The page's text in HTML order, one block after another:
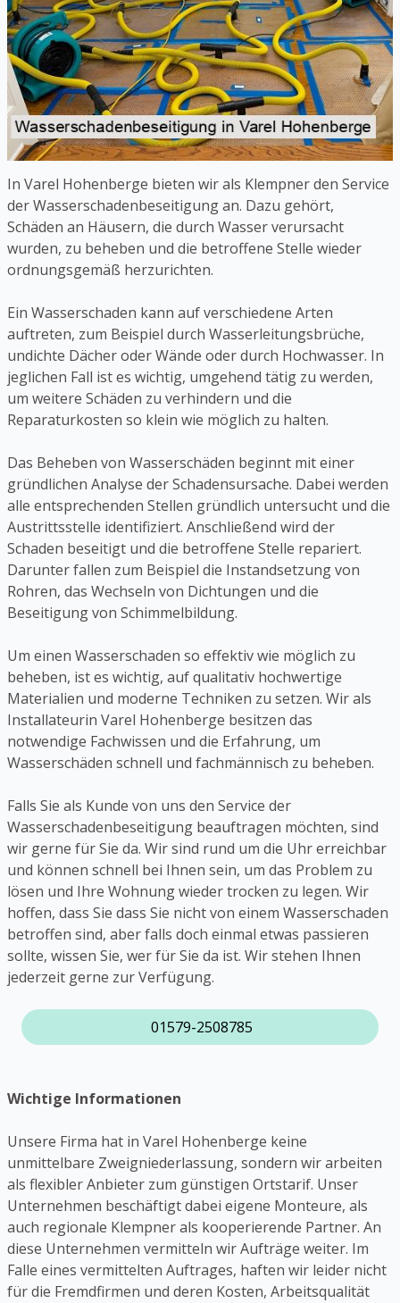
In Varel Hohenberge bieten wir als Klempner den Service
der Wasserschadenbeseitigung an. Dazu gehört,
Schäden an Häusern, die durch Wasser verursacht
wurden, zu beheben und die betroffene Stelle wieder
ordnungsgemäß herzurichten.
Ein Wasserschaden kann auf verschiedene Arten
auftreten, zum Beispiel durch Wasserleitungsbrüche,
undichte Dächer oder Wände oder durch Hochwasser. In
jeglichen Fall ist es wichtig, umgehend tätig zu werden,
um weitere Schäden zu verhindern und die
Reparaturkosten so klein wie möglich zu halten.
Das Beheben von Wasserschäden beginnt mit einer
gründlichen Analyse der Schadensursache. Dabei werden
alle entsprechenden Stellen gründlich untersucht und die
Austrittsstelle identifiziert. Anschließend wird der
Schaden beseitigt und die betroffene Stelle repariert.
Darunter fallen zum Beispiel die Instandsetzung von
Rohren, das Wechseln von Dichtungen und die
Beseitigung von Schimmelbildung.
Um einen Wasserschaden so effektiv wie möglich zu
beheben, ist es wichtig, auf qualitativ hochwertige
Materialien und moderne Techniken zu setzen. Wir als
Installateurin Varel Hohenberge besitzen das
notwendige Fachwissen und die Erfahrung, um
Wasserschäden schnell und fachmännisch zu beheben.
Falls Sie als Kunde von uns den Service der
Wasserschadenbeseitigung beauftragen möchten, sind
wir gerne für Sie da. Wir sind rund um die Uhr erreichbar
und können schnell bei Ihnen sein, um das Problem zu
lösen und Ihre Wohnung wieder trocken zu legen. Wir
hoffen, dass Sie dass Sie nicht von einem Wasserschaden
betroffen sind, aber falls doch einmal etwas passieren
sollte, wissen Sie, wer für Sie da ist. Wir stehen Ihnen
jederzeit gerne zur Verfügung.
01579-2508785
Wichtige Informationen
Unsere Firma hat in Varel Hohenberge keine
unmittelbare Zweigniederlassung, sondern wir arbeiten
als flexibler Anbieter zum günstigen Ortstarif. Unser
Unternehmen beschäftigt dabei eigene Monteure, als
auch regionale Klempner als kooperierende Partner. An
diese Unternehmen vermitteln wir Aufträge weiter. Im
Falle eines vermittelten Auftrages, haften wir leider nicht
für die Fremdfirmen und deren Kosten, Arbeitsqualität